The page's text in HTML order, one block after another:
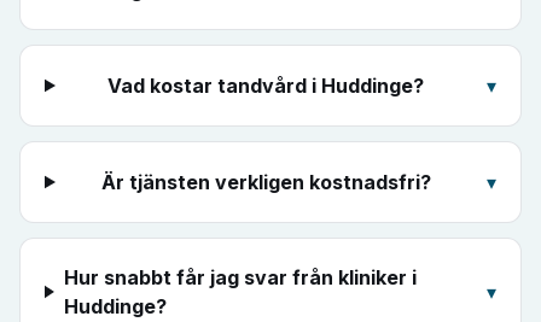
Vad kostar tandvård i Huddinge? ▾
Är tjänsten verkligen kostnadsfri? ▾
Hur snabbt får jag svar från kliniker i
Huddinge?
▾